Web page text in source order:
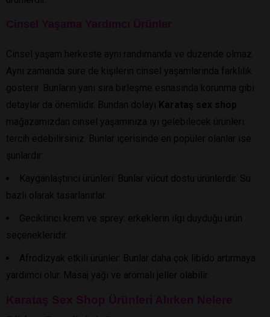
Cinsel Yaşama Yardımcı Ürünler
Cinsel yaşam herkeste aynı randımanda ve düzende olmaz.
Aynı zamanda süre de kişilerin cinsel yaşamlarında farklılık
gösterir. Bunların yanı sıra birleşme esnasında korunma gibi
detaylar da önemlidir. Bundan dolayı Karataş sex shop
mağazamızdan cinsel yaşamınıza iyi gelebilecek ürünleri
tercih edebilirsiniz. Bunlar içerisinde en popüler olanlar ise
şunlardır:
Kayganlaştırıcı ürünleri: Bunlar vücut dostu ürünlerdir. Su
bazlı olarak tasarlanırlar.
Geciktirici krem ve sprey: erkeklerin ilgi duyduğu ürün
seçenekleridir.
Afrodizyak etkili ürünler: Bunlar daha çok libido artırmaya
yardımcı olur. Masaj yağı ve aromalı jeller olabilir.
Karataş Sex Shop Ürünleri Alırken Nelere